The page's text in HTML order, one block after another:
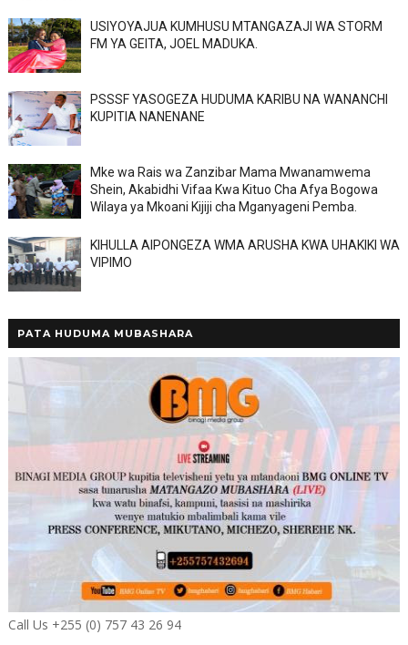
USIYOYAJUA KUMHUSU MTANGAZAJI WA STORM
FM YA GEITA, JOEL MADUKA.
PSSSF YASOGEZA HUDUMA KARIBU NA WANANCHI
KUPITIA NANENANE
Mke wa Rais wa Zanzibar Mama Mwanamwema
Shein, Akabidhi Vifaa Kwa Kituo Cha Afya Bogowa
Wilaya ya Mkoani Kijiji cha Mganyageni Pemba.
KIHULLA AIPONGEZA WMA ARUSHA KWA UHAKIKI WA
VIPIMO
PATA HUDUMA MUBASHARA
Call Us +255 (0) 757 43 26 94